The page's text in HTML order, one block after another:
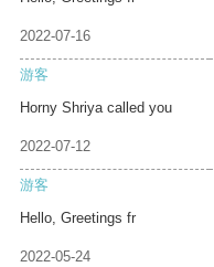
2022-07-16
游客
Horny Shriya called you
2022-07-12
游客
Hello, Greetings fr
2022-05-24